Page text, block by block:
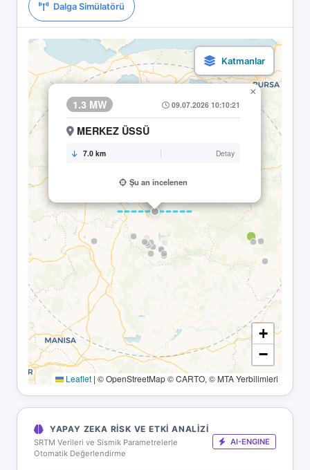
Dalga Simülatörü
1.3 MW 09.07.2026 10:10:21
MERKEZ ÜSSÜ
7.0 km Detay
Şu an incelenen
×
+
−
Leaflet | © OpenStreetMap © CARTO, © MTA Yerbilimleri
YAPAY ZEKA RISK VE ETKI ANALIZI
SRTM Verileri ve Sismik Parametrelerle
Otomatik Değerlendirme
AI-ENGINE